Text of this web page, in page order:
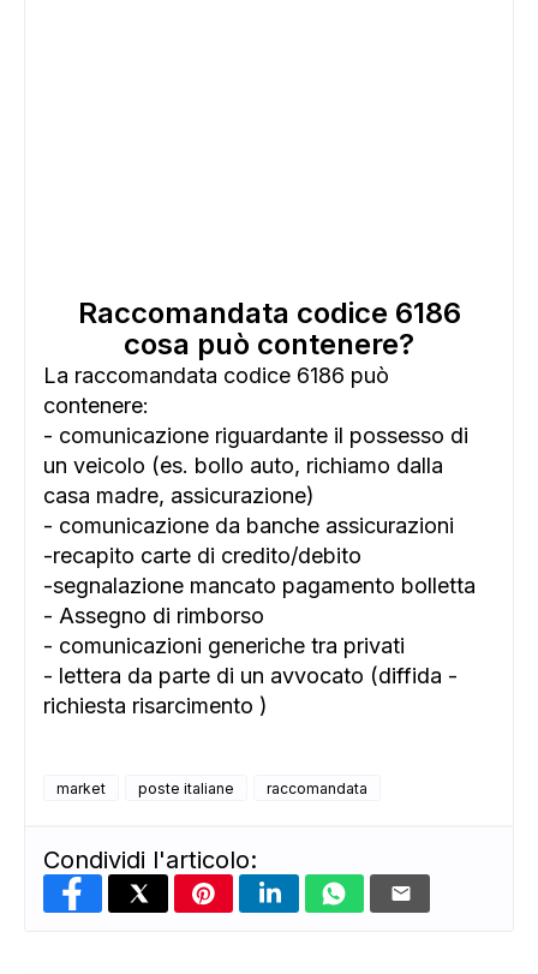
Raccomandata codice 6186
cosa può contenere?
La raccomandata codice 6186 può
contenere:
- comunicazione riguardante il possesso di
un veicolo (es. bollo auto, richiamo dalla
casa madre, assicurazione)
- comunicazione da banche assicurazioni
-recapito carte di credito/debito
-segnalazione mancato pagamento bolletta
- Assegno di rimborso
- comunicazioni generiche tra privati
- lettera da parte di un avvocato (diffida -
richiesta risarcimento )
market poste italiane raccomandata
Condividi l'articolo: